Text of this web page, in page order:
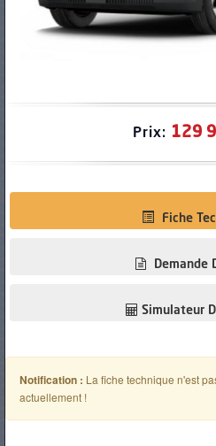
Prix: 129
Fiche
Demande
Simulateur
Notification : La fiche technique n'est
actuellement !